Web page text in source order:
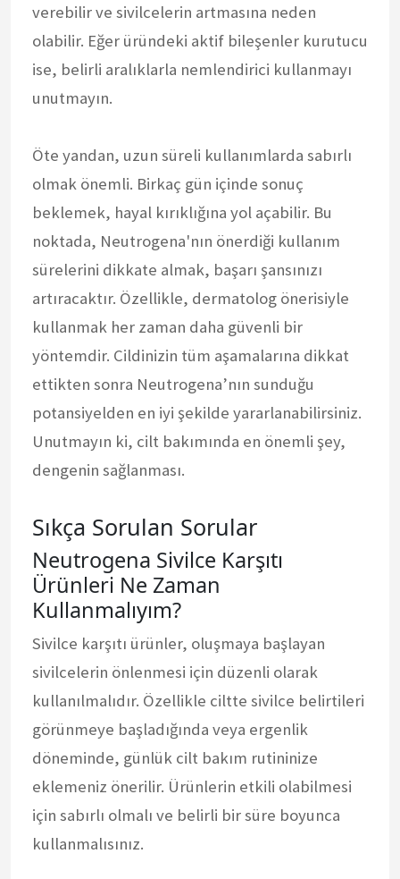
verebilir ve sivilcelerin artmasına neden
olabilir. Eğer üründeki aktif bileşenler kurutucu
ise, belirli aralıklarla nemlendirici kullanmayı
unutmayın.
Öte yandan, uzun süreli kullanımlarda sabırlı
olmak önemli. Birkaç gün içinde sonuç
beklemek, hayal kırıklığına yol açabilir. Bu
noktada, Neutrogena'nın önerdiği kullanım
sürelerini dikkate almak, başarı şansınızı
artıracaktır. Özellikle, dermatolog önerisiyle
kullanmak her zaman daha güvenli bir
yöntemdir. Cildinizin tüm aşamalarına dikkat
ettikten sonra Neutrogena’nın sunduğu
potansiyelden en iyi şekilde yararlanabilirsiniz.
Unutmayın ki, cilt bakımında en önemli şey,
dengenin sağlanması.
Sıkça Sorulan Sorular
Neutrogena Sivilce Karşıtı
Ürünleri Ne Zaman
Kullanmalıyım?
Sivilce karşıtı ürünler, oluşmaya başlayan
sivilcelerin önlenmesi için düzenli olarak
kullanılmalıdır. Özellikle ciltte sivilce belirtileri
görünmeye başladığında veya ergenlik
döneminde, günlük cilt bakım rutininize
eklemeniz önerilir. Ürünlerin etkili olabilmesi
için sabırlı olmalı ve belirli bir süre boyunca
kullanmalısınız.